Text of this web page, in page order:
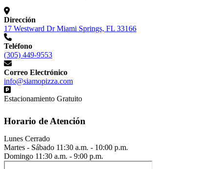
Dirección
17 Westward Dr Miami Springs, FL 33166
Teléfono
(305) 449-9553
Correo Electrónico
info@siamopizza.com
Estacionamiento Gratuito
Horario de Atención
Lunes Cerrado
Martes - Sábado 11:30 a.m. - 10:00 p.m.
Domingo 11:30 a.m. - 9:00 p.m.